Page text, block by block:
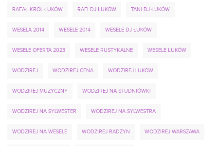
RAFAŁ KRÓL ŁUKÓW RAFI DJ ŁUKÓW TANI DJ ŁUKÓW
WESELA 2014 WESELE 2014 WESELE DJ ŁUKÓW
WESELE OFERTA 2023 WESELE RUSTYKALNE WESELE ŁUKÓW
WODZIREJ WODZIREJ CENA WODZIREJ LUKOW
WODZIREJ MUZYCZNY WODZIREJ NA STUDNIÓWKI
WODZIREJ NA SYLWESTER WODZIREJ NA SYLWESTRA
WODZIREJ NA WESELE WODZIREJ RADZYN WODZIREJ WARSZAWA